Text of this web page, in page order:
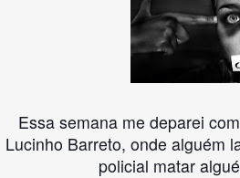
Essa semana me deparei
Lucinho Barreto, onde alguém
policial matar